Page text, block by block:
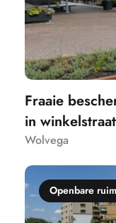
Fraaie
in winkelstraat
Wolvega
Openbare